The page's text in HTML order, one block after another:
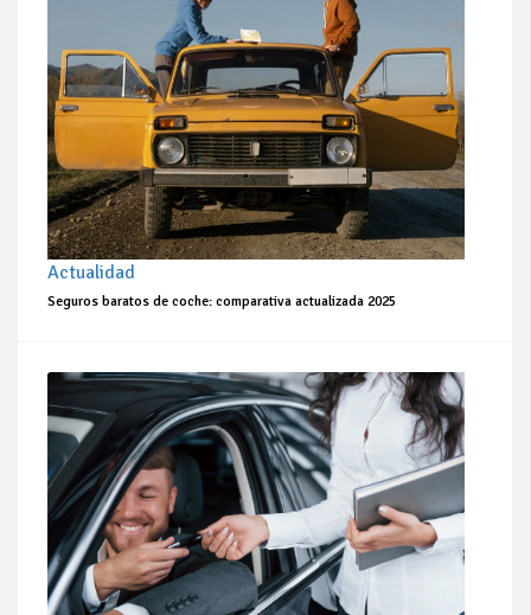
Actualidad
Seguros baratos de coche: comparativa actualizada 2025